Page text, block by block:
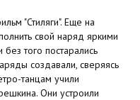
"Стиляги". Еще на
свой наряд яркими
того постарались
создавали, сверяясь
танцам учили
Они устроили